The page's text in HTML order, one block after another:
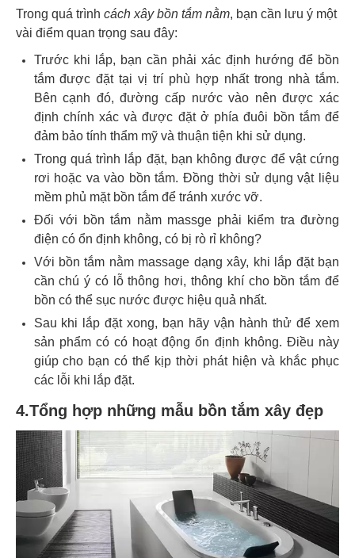
Trong quá trình cách xây bồn tắm nằm, bạn cần lưu ý một
vài điểm quan trọng sau đây:
Trước khi lắp, bạn cần phải xác định hướng để bồn
tắm được đặt tại vị trí phù hợp nhất trong nhà tắm.
Bên cạnh đó, đường cấp nước vào nên được xác
định chính xác và được đặt ở phía đuôi bồn tắm để
đảm bảo tính thẩm mỹ và thuận tiện khi sử dụng.
Trong quá trình lắp đặt, bạn không được để vật cứng
rơi hoặc va vào bồn tắm. Đồng thời sử dụng vật liệu
mềm phủ mặt bồn tắm để tránh xước vỡ.
Đối với bồn tắm nằm massge phải kiểm tra đường
điện có ổn định không, có bị rò rỉ không?
Với bồn tắm nằm massage dạng xây, khi lắp đặt bạn
cần chú ý có lỗ thông hơi, thông khí cho bồn tắm để
bồn có thể sục nước được hiệu quả nhất.
Sau khi lắp đặt xong, bạn hãy vận hành thử để xem
sản phẩm có có hoạt động ổn định không. Điều này
giúp cho bạn có thể kịp thời phát hiện và khắc phục
các lỗi khi lắp đặt.
4.Tổng hợp những mẫu bồn tắm xây đẹp